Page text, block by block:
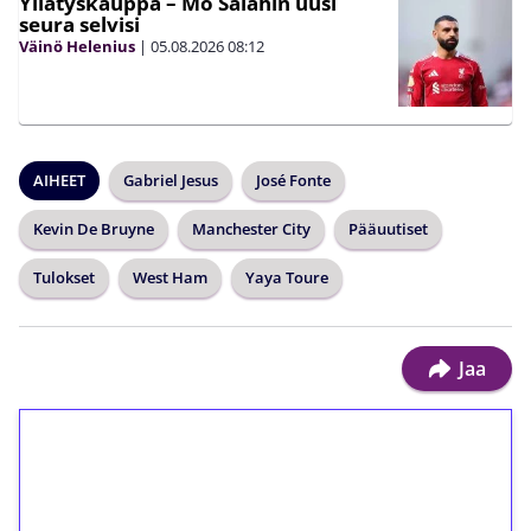
seura selvisi
Väinö Helenius | 05.08.202608:12
AIHEET Gabriel Jesus José Fonte
Kevin De Bruyne Manchester City Pääuutiset
Tulokset West Ham Yaya Toure
Jaa